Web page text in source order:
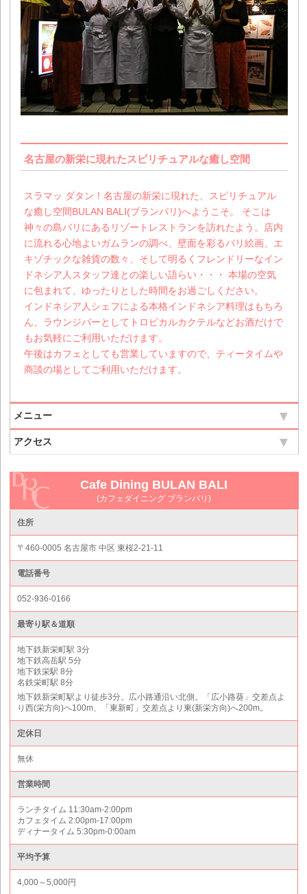
名古屋の新栄に現れたスピリチュアルな癒し空間
スラマッ ダタン！名古屋の新栄に現れた、スピリチュアル
な癒し空間BULAN BALI(ブランバリ)へようこそ。 そこは
神々の島バリにあるリゾートレストランを訪れたよう。店内
に流れる心地よいガムランの調べ、壁面を彩るバリ絵画、エ
キゾチックな雑貨の数々、そして明るくフレンドリーなイン
ドネシア人スタッフ達との楽しい語らい・・・ 本場の空気
に包まれて、ゆったりとした時間をお過ごしください。
インドネシア人シェフによる本格インドネシア料理はもちろ
ん、ラウンジバーとしてトロピカルカクテルなどお酒だけで
もお気軽にご利用いただけます。
午後はカフェとしても営業していますので、ティータイムや
商談の場としてご利用いただけます。
メニュー
アクセス
Cafe Dining BULAN BALI
(カフェダイニング ブランバリ)
住所
〒460-0005 名古屋市 中区 東桜2-21-11
電話番号
052-936-0166
最寄り駅＆道順
地下鉄新栄町駅 3分
地下鉄高岳駅 5分
地下鉄栄駅 8分
名鉄栄町駅 8分
地下鉄新栄町駅より徒歩3分。広小路通沿い北側。「広小路葵」交差点よ
り西(栄方向)へ100m、「東新町」交差点より東(新栄方向)へ200m。
定休日
無休
営業時間
ランチタイム 11:30am-2:00pm
カフェタイム 2:00pm-17:00pm
ディナータイム 5:30pm-0:00am
平均予算
4,000～5,000円